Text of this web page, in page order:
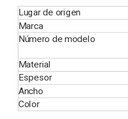
Lugar de origen
Marca
Número de modelo
Material
Espesor
Ancho
Color